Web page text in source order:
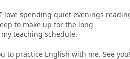
TOEIC®L&R
TEST 600点
対策（新形
TOEIC®L&R
TEST 800点
対策（新形
TOEIC®
Speaking
文
love spending quiet evenings
to make up for the long
teaching schedule.
to practice English with me. See you!